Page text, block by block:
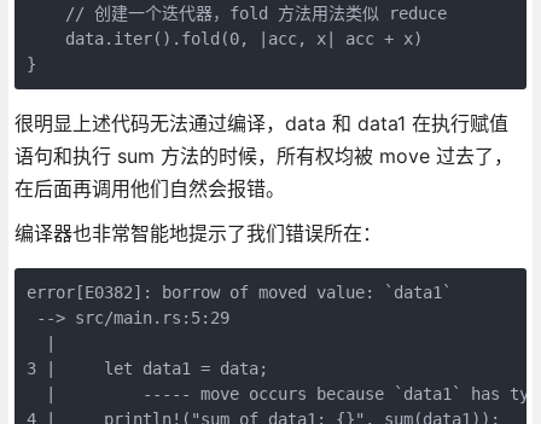
    // 创建一个迭代器，fold 方法用法类似 reduce
    data.iter().fold(0, |acc, x| acc + x)
}
很明显上述代码无法通过编译，data 和 data1 在执行赋值
语句和执行 sum 方法的时候，所有权均被 move 过去了，
在后面再调用他们自然会报错。
编译器也非常智能地提示了我们错误所在：
error[E0382]: borrow of moved value: `data1`
--> src/main.rs:5:29
3 |     let data1 = data;
|         ----- move occurs because `data1` has
4 |     println!("sum of data1: {}", sum(data1));